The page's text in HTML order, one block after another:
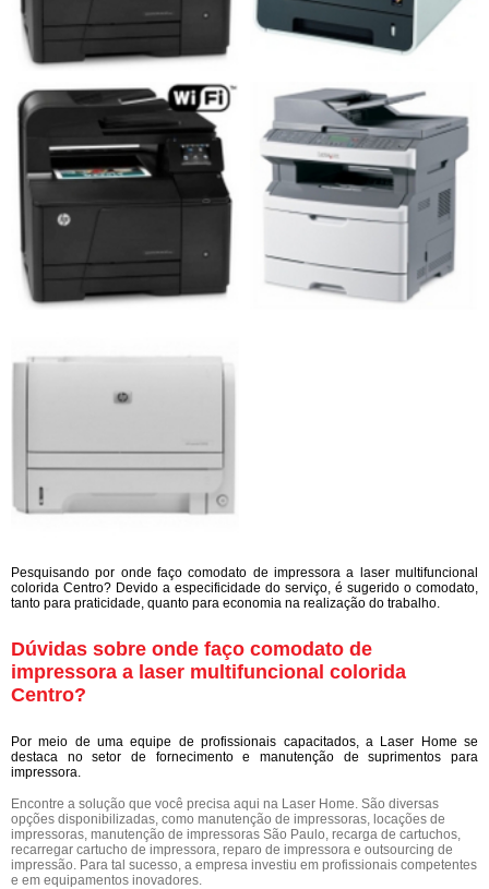
Pesquisando por onde faço comodato de impressora a laser multifuncional
colorida Centro? Devido a especificidade do serviço, é sugerido o comodato,
tanto para praticidade, quanto para economia na realização do trabalho.
Dúvidas sobre onde faço comodato de
impressora a laser multifuncional colorida
Centro?
Por meio de uma equipe de profissionais capacitados, a Laser Home se
destaca no setor de fornecimento e manutenção de suprimentos para
impressora.
Encontre a solução que você precisa aqui na Laser Home. São diversas
opções disponibilizadas, como manutenção de impressoras, locações de
impressoras, manutenção de impressoras São Paulo, recarga de cartuchos,
recarregar cartucho de impressora, reparo de impressora e outsourcing de
impressão. Para tal sucesso, a empresa investiu em profissionais competentes
e em equipamentos inovadores.